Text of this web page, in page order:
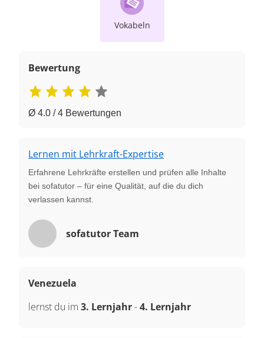
Vokabeln
Bewertung
Ø 4.0 / 4 Bewertungen
Lernen mit Lehrkraft-Expertise
Erfahrene Lehrkräfte erstellen und prüfen alle Inhalte
bei sofatutor – für eine Qualität, auf die du dich
verlassen kannst.
sofatutor Team
Venezuela
lernst du im 3. Lernjahr-4. Lernjahr